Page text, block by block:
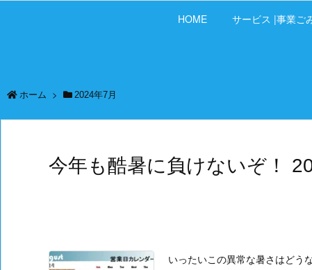
HOME サービス |事業ご
ホーム > 2024年7月
今年も酷暑に負けないぞ！
いったいこの異常な暑さはどう